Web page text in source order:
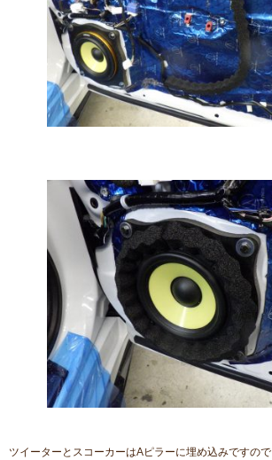
ツイーターとスコーカーはAピラーに埋め込みですので